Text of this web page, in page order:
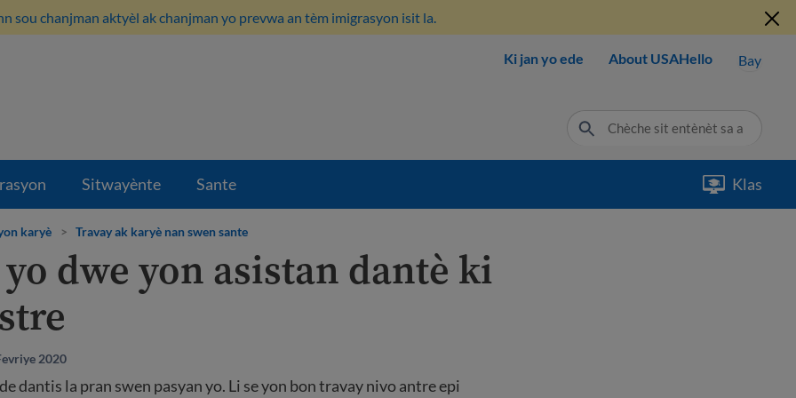
sou chanjman aktyèl ak chanjman yo prevwa an tèm imigrasyon isit la.
Ki jan yo ede About USAHello Bay
Sitwayènte Sante Klas
karyè > Travay ak karyè nan swen sante
dwe yon asistan dantè ki
2020
dantis la pran swen pasyan yo. Li se yon bon travay nivo antre epi